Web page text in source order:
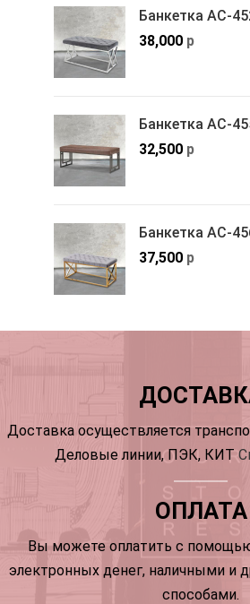
Банкетка АС-
38,000 р
Банкетка АС-
32,500 р
Банкетка АС-
37,500 р
Доставка осуществляется
Деловые линии, ПЭК, КИТ
ОПЛАТА
Вы можете оплатить с
электронных денег, наличными и
способами.